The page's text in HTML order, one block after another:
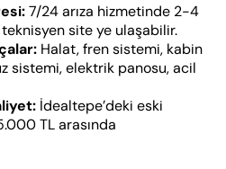
7/24 arıza hizmetinde 2-4
site ye ulaşabilir.
Halat, fren sistemi, kabin
sistemi, elektrik panosu, acil
İdealtepe’deki eski
TL arasında